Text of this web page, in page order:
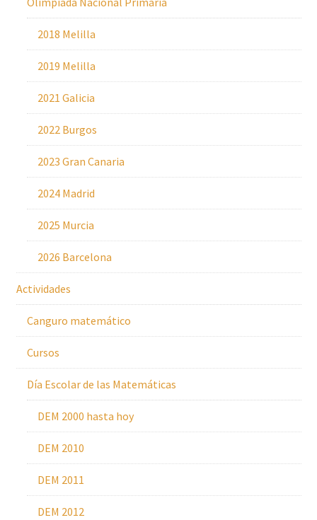
2018 Melilla
2019 Melilla
2021 Galicia
2022 Burgos
2023 Gran Canaria
2024 Madrid
2025 Murcia
2026 Barcelona
Actividades
Canguro matemático
Cursos
Día Escolar de las Matemáticas
DEM 2000 hasta hoy
DEM 2010
DEM 2011
DEM 2012